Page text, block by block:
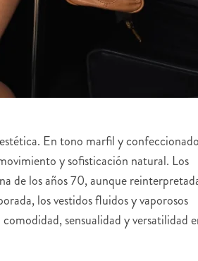
En tono marfil y
y sofisticación natural. Los
de los años 70, aunque
los vestidos fluidos y vaporosos
sensualidad y versatilidad